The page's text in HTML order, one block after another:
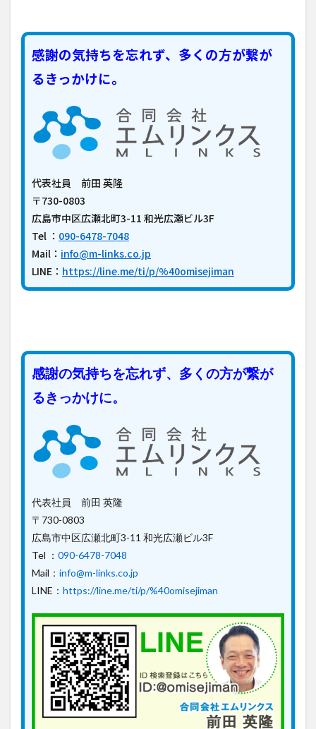
感謝の気持ちを忘れず、多くの方が繋が
るきっかけに。
代表社員 前田 英隆
〒730-0803
広島市中区広瀬北町3-11 和光広瀬ビル3F
Tel ： 090-6478-7048
Mail： info@m-links.co.jp
LINE： https://line.me/ti/p/%40omisejiman
感謝の気持ちを忘れず、多くの方が繋が
るきっかけに。
代表社員 前田 英隆
〒730-0803
広島市中区広瀬北町3-11 和光広瀬ビル3F
Tel ： 090-6478-7048
Mail： info@m-links.co.jp
LINE： https://line.me/ti/p/%40omisejiman